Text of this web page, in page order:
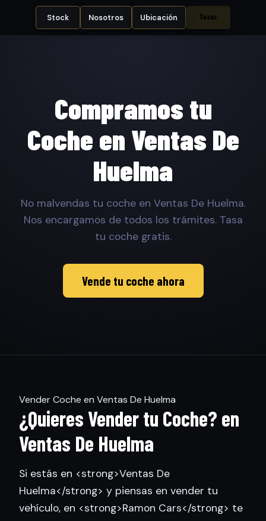
Stock Nosotros Ubicación Tasar
Compramos tu
Coche en Ventas De
Huelma
No malvendas tu coche en Ventas De Huelma.
Nos encargamos de todos los trámites. Tasa
tu coche gratis.
Vende tu coche ahora
Vender Coche en Ventas De Huelma
¿Quieres Vender tu Coche? en
Ventas De Huelma
Si estás en <strong>Ventas De
Huelma</strong> y piensas en vender tu
vehículo, en <strong>Ramon Cars</strong> te